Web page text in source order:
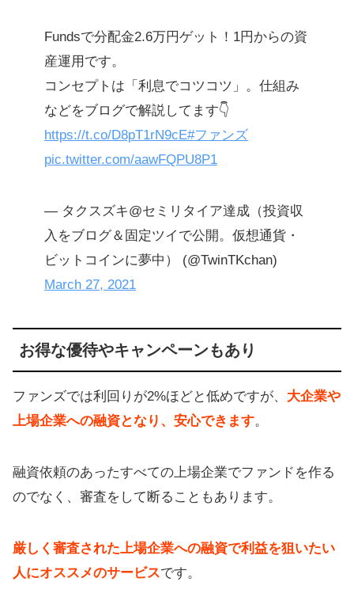
Fundsで分配金2.6万円ゲット！1円からの資
産運用です。
コンセプトは「利息でコツコツ」。仕組み
などをブログで解説してます👇
https://t.co/D8pT1rN9cE#ファンズ
pic.twitter.com/aawFQPU8P1
— タクスズキ@セミリタイア達成（投資収
入をブログ＆固定ツイで公開。仮想通貨・
ビットコインに夢中） (@TwinTKchan)
March 27, 2021
お得な優待やキャンペーンもあり
ファンズでは利回りが2%ほどと低めですが、 大企業や
上場企業への融資となり、安心できます。
融資依頼のあったすべての上場企業でファンドを作る
のでなく、審査をして断ることもあります。
厳しく審査された上場企業への融資で利益を狙いたい
人にオススメのサービスです。